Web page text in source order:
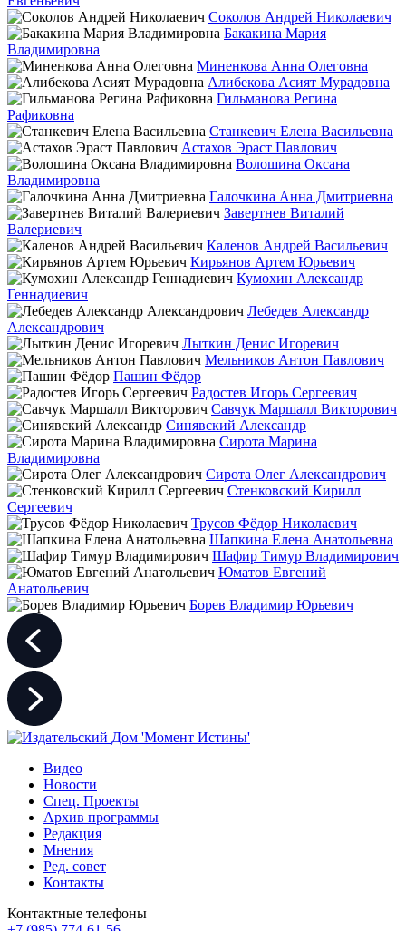
Соколов Андрей Николаевич
Бакакина Мария
Владимировна
Миненкова Анна Олеговна
Алибекова Асият Мурадовна
Гильманова Регина
Рафиковна
Станкевич Елена Васильевна
Астахов Эраст Павлович
Волошина Оксана
Владимировна
Галочкина Анна Дмитриевна
Завертнев Виталий
Валериевич
Каленов Андрей Васильевич
Кирьянов Артем Юрьевич
Кумохин Александр
Геннадиевич
Лебедев Александр
Александрович
Лыткин Денис Игоревич
Мельников Антон Павлович
Пашин Фёдор
Радостев Игорь Сергеевич
Савчук Маршалл Викторович
Синявский Александр
Сирота Марина
Владимировна
Сирота Олег Александрович
Стенковский Кирилл
Сергеевич
Трусов Фёдор Николаевич
Шапкина Елена Анатольевна
Шафир Тимур Владимирович
Юматов Евгений
Анатольевич
Борев Владимир Юрьевич
Видео
Новости
Спец. Проекты
Архив программы
Редакция
Мнения
Ред. совет
Контакты
Контактные телефоны